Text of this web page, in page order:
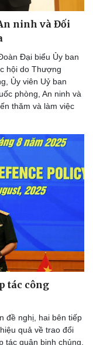
ninh và Đối
Đại biểu Ủy ban
hội do Thượng
Ủy viên Uỷ ban
phòng, An ninh và
thăm và làm việc
tác công
đề nghị, hai bên tiếp
quả về trao đổi
tác quân binh chủng,